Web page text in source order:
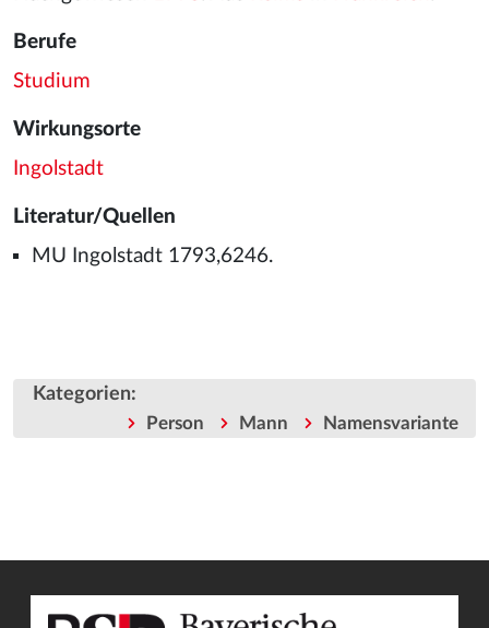
Berufe
Studium
Wirkungsorte
Ingolstadt
Literatur/Quellen
MU Ingolstadt 1793,6246.
Kategorien:
Person Mann Namensvariante